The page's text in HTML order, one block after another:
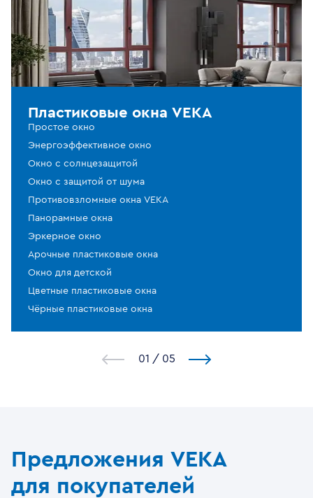
Пластиковые окна VEKA
Простое окно
Энергоэффективное окно
Окно с солнцезащитой
Окно с защитой от шума
Противовзломные окна VEKA
Панорамные окна
Эркерное окно
Арочные пластиковые окна
Окно для детской
Цветные пластиковые окна
Чёрные пластиковые окна
1 / 5
Предложения VEKA
для покупателей